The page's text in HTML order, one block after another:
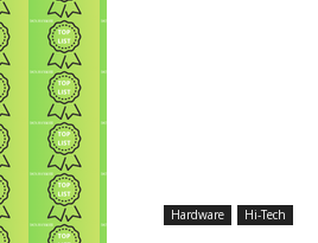
Hardware Hi-Tech